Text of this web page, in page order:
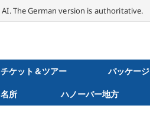
The German version is authoritative.
チケット＆ツアー パッケージ
名所 ハノーバー地方